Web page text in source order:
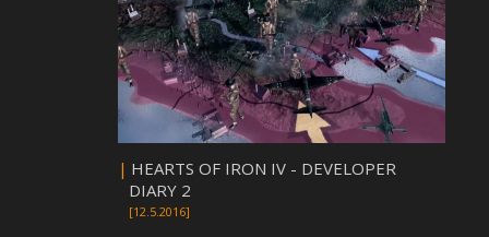
| HEARTS OF IRON IV - DEVELOPER
DIARY 2
[12.5.2016]